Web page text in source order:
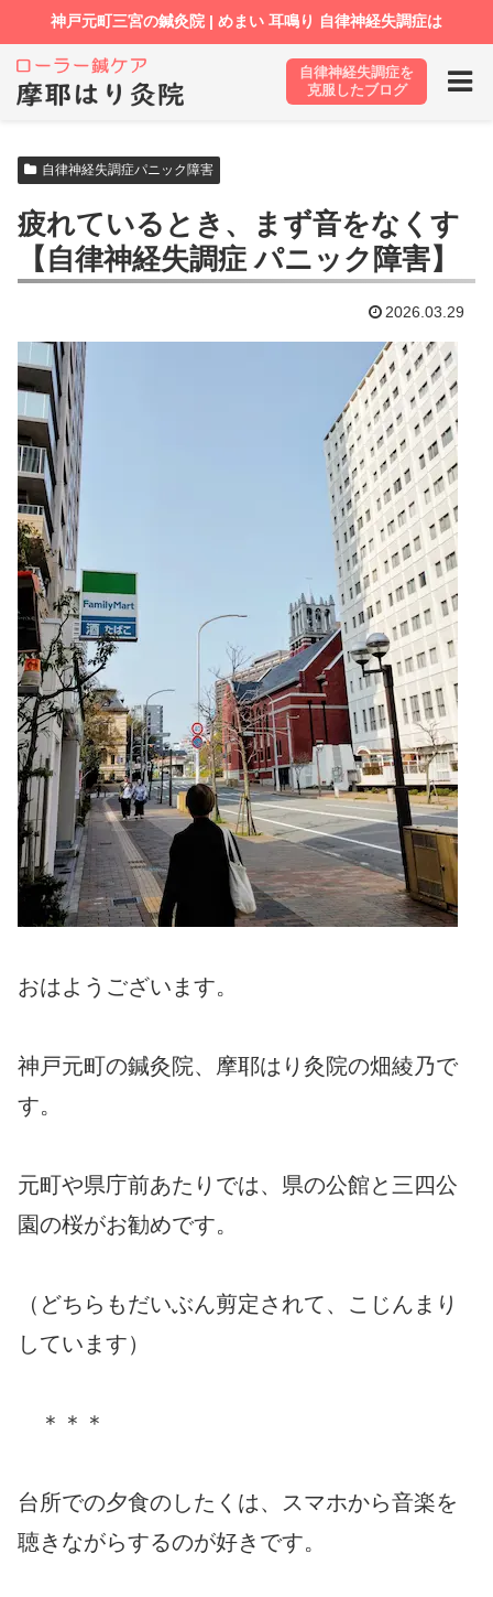
ホーム ブログ 自律神経失調症パニック障害
自律神経失調症パニック障害
疲れているとき、まず音をなくす
【自律神経失調症 パニック障害】
2026.03.29
おはようございます。
神戸元町の鍼灸院、摩耶はり灸院の畑綾乃で
す。
元町や県庁前あたりでは、県の公館と三四公
園の桜がお勧めです。
（どちらもだいぶん剪定されて、こじんまり
しています）
＊＊＊
台所での夕食のしたくは、スマホから音楽を
聴きながらするのが好きです。
自律神経失調症を
克服したブログ